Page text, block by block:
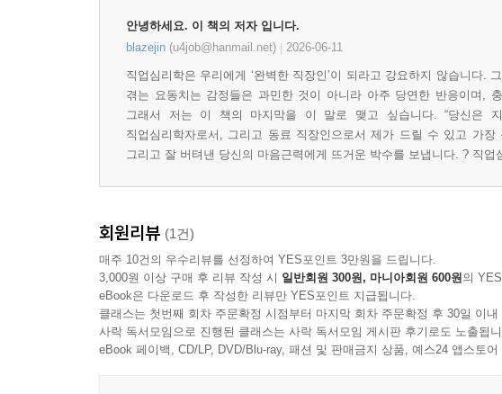
안녕하세요. 이 책의 저자 입니다.
blazejin (u4job@hanmail.net) 2026-06-11
직업심리학은 우리에게 ‘완벽한 직장인’이 되라고 강요하지 않습니다.
겪는 요동치는 감정들은 과민한 것이 아니라 아주 당연한 반응이며,
그래서 저는 이 책의 마지막을 이 말로 맺고 싶습니다. “당신은
직업심리학자로서, 그리고 동료 직장인으로서 제가 드릴 수 있고 가
그리고 잘 버텨낸 당신의 마음근력에게 뜨거운 박수를 보냅니다. ? 직
회원리뷰 (1건)
매주 10건의 우수리뷰를 선정하여 YES포인트 3만원을 드립니다.
3,000원 이상 구매 후 리뷰 작성 시 일반회원 300원, 마니아회원 600원의
eBook은 다운로드 후 작성한 리뷰만 YES포인트 지급됩니다.
클래스는 첫번째 회차 주문확정 시점부터 마지막 회차 주문확정 후 30일 이
사락 독서모임으로 진행된 클래스는 사락 독서모임 게시판 후기로도 노출됩
eBook 페이백, CD/LP, DVD/Blu-ray, 패션 및 판매금지 상품, 예스24 앱스토